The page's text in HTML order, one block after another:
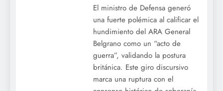
El ministro de Defensa generó
una fuerte polémica al calificar el
hundimiento del ARA General
Belgrano como un “acto de
guerra”, validando la postura
británica. Este giro discursivo
marca una ruptura con el